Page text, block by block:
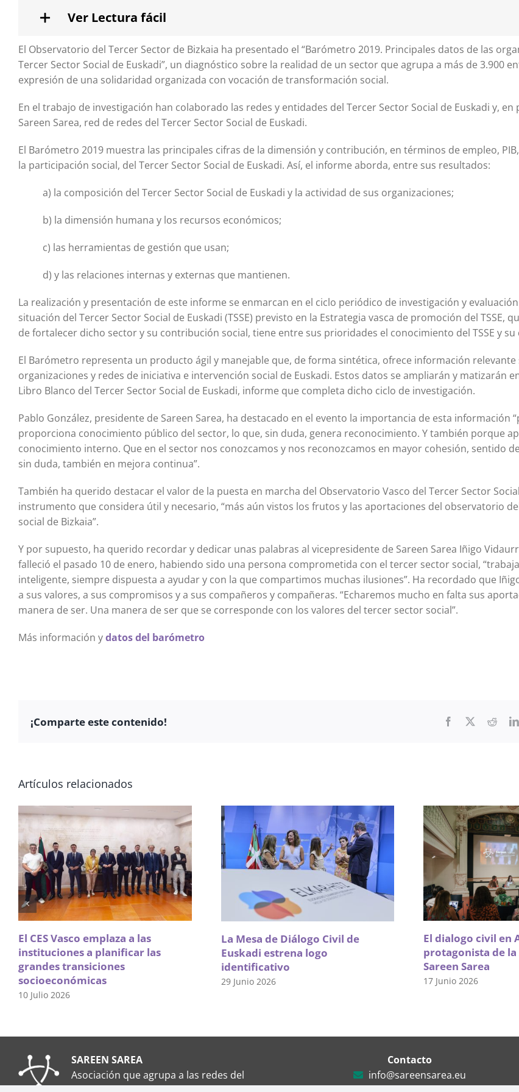
Ver Lectura fácil
El Observatorio del Tercer Sector de Bizkaia ha presentado el “Barómetro 2019. Principales datos de las
Tercer Sector Social de Euskadi”, un diagnóstico sobre la realidad de un sector que agrupa a más de 3.900
expresión de una solidaridad organizada con vocación de transformación social.
En el trabajo de investigación han colaborado las redes y entidades del Tercer Sector Social de Euskadi y, en
Sareen Sarea, red de redes del Tercer Sector Social de Euskadi.
El Barómetro 2019 muestra las principales cifras de la dimensión y contribución, en términos de empleo,
la participación social, del Tercer Sector Social de Euskadi. Así, el informe aborda, entre sus resultados:
a) la composición del Tercer Sector Social de Euskadi y la actividad de sus organizaciones;
b) la dimensión humana y los recursos económicos;
c) las herramientas de gestión que usan;
d) y las relaciones internas y externas que mantienen.
La realización y presentación de este informe se enmarcan en el ciclo periódico de investigación y
situación del Tercer Sector Social de Euskadi (TSSE) previsto en la Estrategia vasca de promoción del TSSE,
de fortalecer dicho sector y su contribución social, tiene entre sus prioridades el conocimiento del TSSE y su
El Barómetro representa un producto ágil y manejable que, de forma sintética, ofrece información relevante
organizaciones y redes de iniciativa e intervención social de Euskadi. Estos datos se ampliarán y matizarán
Libro Blanco del Tercer Sector Social de Euskadi, informe que completa dicho ciclo de investigación.
Pablo González, presidente de Sareen Sarea, ha destacado en el evento la importancia de esta información
proporciona conocimiento público del sector, lo que, sin duda, genera reconocimiento. Y también porque
conocimiento interno. Que en el sector nos conozcamos y nos reconozcamos en mayor cohesión, sentido
sin duda, también en mejora continua”.
También ha querido destacar el valor de la puesta en marcha del Observatorio Vasco del Tercer Sector
instrumento que considera útil y necesario, “más aún vistos los frutos y las aportaciones del observatorio
social de Bizkaia”.
Y por supuesto, ha querido recordar y dedicar unas palabras al vicepresidente de Sareen Sarea Iñigo
falleció el pasado 10 de enero, habiendo sido una persona comprometida con el tercer sector social,
inteligente, siempre dispuesta a ayudar y con la que compartimos muchas ilusiones”. Ha recordado que
a sus valores, a sus compromisos y a sus compañeros y compañeras. “Echaremos mucho en falta sus
manera de ser. Una manera de ser que se corresponde con los valores del tercer sector social”.
Más información ydatos del barómetro
¡Comparte este contenido! Facebook Reddit
Artículos relacionados
El CES Vasco emplaza a las
instituciones a planificar las
grandes transiciones
socioeconómicas
10 Julio 2026
La Mesa de Diálogo Civil de
Euskadi estrena logo
identificativo
29 Junio 2026
El dialogo civil en
protagonista de la
Sareen Sarea
17 Junio 2026
SAREEN SAREA
Asociación que agrupa a las redes del
Contacto
info@sareensarea.eu